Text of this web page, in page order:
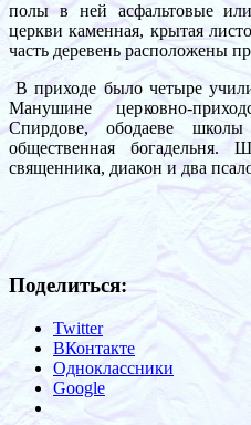
полы в ней асфальтовые
церкви каменная, крытая
часть деревень расположены
В приходе было четыре
Манушине церковно-
Спирдове, ободаеве
общественная богадельня.
священника, диакон и два
Поделиться:
Twitter
ВКонтакте
Одноклассники
Google